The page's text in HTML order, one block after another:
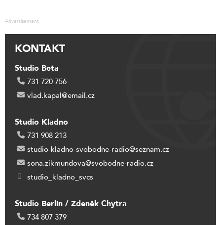
Advertisement
KONTAKT
Studio Beta
731 720 756
vlad.kapal@email.cz
Studio Kladno
731 908 213
studio-kladno-svobodne-radio@seznam.cz
sona.zikmundova@svobodne-radio.cz
studio_kladno_svcs
Studio Berlín / Zdeněk Chytra
734 807 379